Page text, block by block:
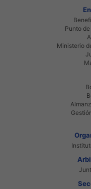
Punto
Ministerio